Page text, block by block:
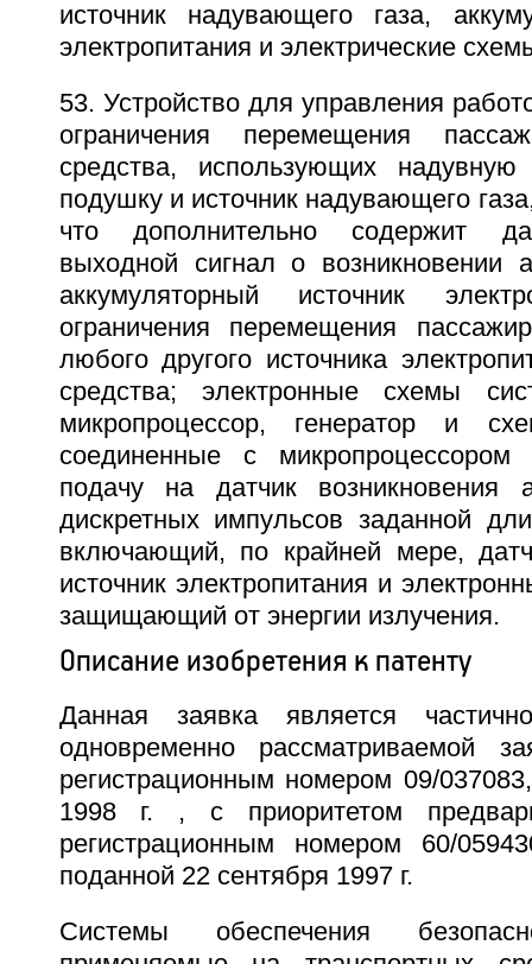
источник надувающего газа,
электропитания и электрические
53. Устройство для управления
ограничения перемещения
средства, использующих надувную
подушку и источник надувающего
что дополнительно содержит
выходной сигнал о возникновении
аккумуляторный источник
ограничения перемещения
любого другого источника
средства; электронные схемы
микропроцессор, генератор и
соединенные с
подачу на датчик возникновения
дискретных импульсов заданной
включающий, по крайней мере,
источник электропитания и
защищающий от энергии излучения.
Описание изобретения к патенту
Данная заявка является
одновременно рассматриваемой
регистрационным номером 09/
1998 г. , с приоритетом
регистрационным номером 60/
поданной 22 сентября 1997 г.
Системы обеспечения